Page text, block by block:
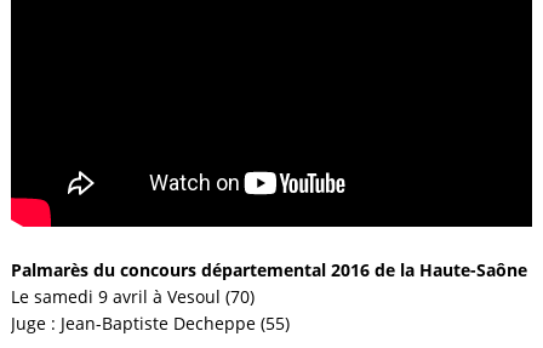
Palmarès du concours départemental 2016 de la Haute-Saône
Le samedi 9 avril à Vesoul (70)
Juge : Jean-Baptiste Decheppe (55)